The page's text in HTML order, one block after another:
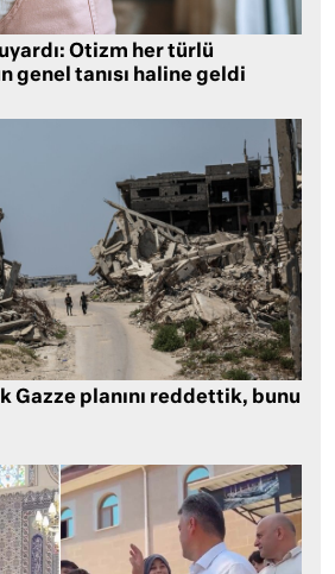
Otizm her türlü
genel tanısı haline geldi
Gazze planını reddettik, bunu